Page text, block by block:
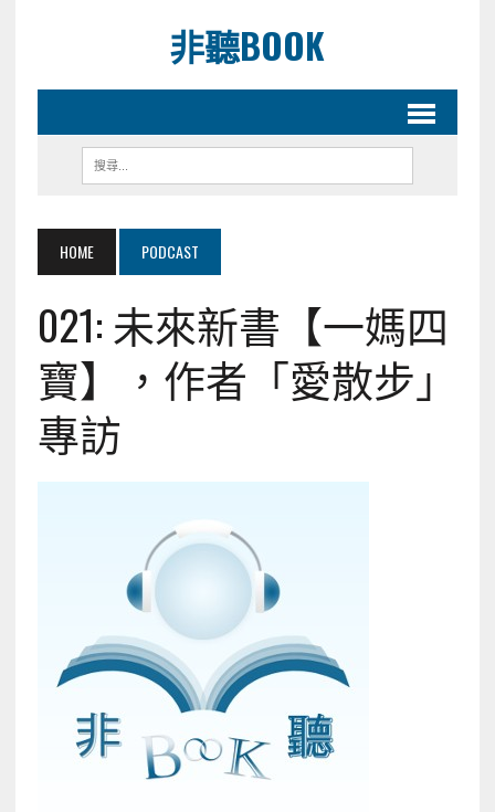
非聽BOOK
HOME PODCAST
021: 未來新書【一媽四
寶】，作者「愛散步」
專訪